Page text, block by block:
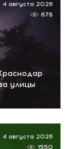
улицы
4 августа 2026
678
4 августа 2026
1550